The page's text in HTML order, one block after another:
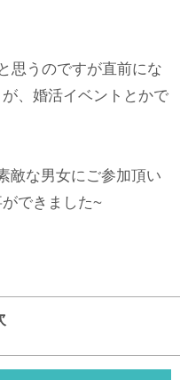
思うのですが直前にな
、婚活イベントとかで
敵な男女にご参加頂い
できました~